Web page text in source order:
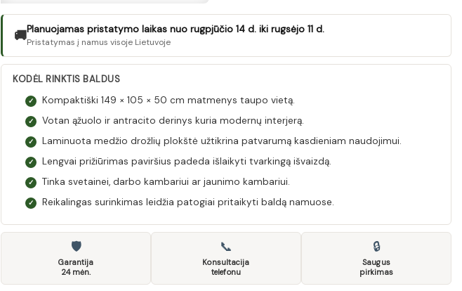
🚚Planuojamas pristatymo laikas nuo rugpjūčio 14 d. iki rugsėjo 11 d.
Pristatymas į namus visoje Lietuvoje
KODĖL RINKTIS BALDUS
✓ Kompaktiški 149 × 105 × 50 cm matmenys taupo vietą.
✓ Votan ąžuolo ir antracito derinys kuria modernų interjerą.
✓ Laminuota medžio drožlių plokštė užtikrina patvarumą kasdieniam naudojimui.
✓ Lengvai prižiūrimas paviršius padeda išlaikyti tvarkingą išvaizdą.
✓ Tinka svetainei, darbo kambariui ar jaunimo kambariui.
✓ Reikalingas surinkimas leidžia patogiai pritaikyti baldą namuose.
🛡
Garantija
24 mėn.
📞
Konsultacija
telefonu
🔒
Saugus
pirkimas